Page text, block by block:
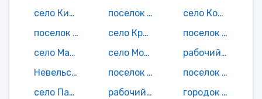
село Киинск
поселок Кия
село Кондратьевка
поселок и(при) станция(и) Кругликово
село Кругликово
поселок Кутузовка
село Марусино
село Могилевка
рабочий поселок Мухен
Невельское село
поселок Новостройка
поселок Обор
село Павленково
рабочий поселок Переяславка
городок Переяславка Вторая